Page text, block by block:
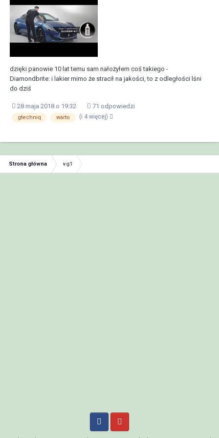
dzięki panowie 10 lat temu sam nałożyłem coś takiego -
Diamondbrite: i lakier mimo że stracił na jakości, to z odległości lśni
do dziś
28 maja 2018 o 19:32 71 odpowiedzi
gtechniq warto (i 4 więcej)
Strona główna vg1